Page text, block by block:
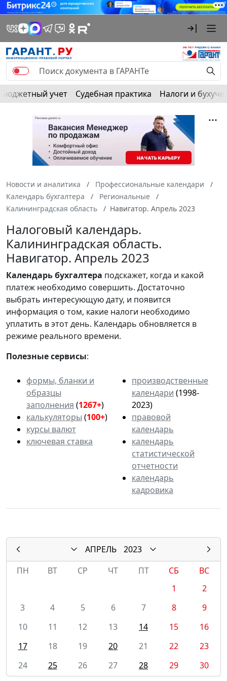
Бюджетный учет Судебная практика Налоги и
Новости и аналитика
Профессиональные календари
Календарь бухгалтера
Региональные
Калининградская область
Навигатор. Апрель 2023
Налоговый календарь.
Калининградская область.
Навигатор. Апрель 2023
Календарьбухгалтера подскажет, когда и какой
платеж необходимо совершить. Достаточно
выбрать интересующую дату, и появится
информация о том, какие налоги необходимо
уплатить в этот день. Календарь обновляется в
режиме реального времени.
Полезные сервисы:
формы, бланки и
образцы
заполнения (1267+)
калькуляторы (100+)
курсы валют
ключевая ставка
производственные
календари (1998-
2023)
правовой
календарь
календарь
статистической
отчетности
календарь
кадровика
АПРЕЛЬ
2023
ПН
ВТ СР ЧТ ПТ СБ
ВС
1
2
3
4 5 6 7 8
9
10
11 12 13 14 15
16
17
18 19 20 21 22
23
24
25 26 27 28 29 30